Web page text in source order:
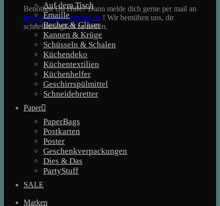
Benötigst Du Hilfe? Dann melde dich gerne per mail an
hello@lovestyleliving.de ! Wir bemühen uns, dir
schnellstmöglich zu helfen.
Auf dem Tisch
Emaille
Becher & Gläser
Kannen & Krüge
Schüsseln & Schalen
Küchendeko
Küchentextilien
Küchenhelfer
Geschirrspülmittel
Schneidebretter
Paper
PaperBags
Postkarten
Poster
Geschenkverpackungen
Dies & Das
PartyStuff
SALE
Marken